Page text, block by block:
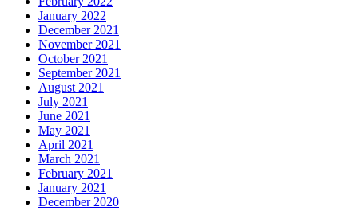
January 2022
December 2021
November 2021
October 2021
September 2021
August 2021
July 2021
June 2021
May 2021
April 2021
March 2021
February 2021
January 2021
December 2020